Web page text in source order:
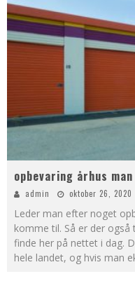
opbevaring århus
admin oktober 26, 2020
Leder man efter noget
komme til. Så er der
finde her på nettet i dag.
hele landet, og hvis man